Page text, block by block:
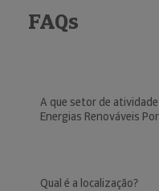
FAQs
A que setor de
Energias Renováveis
Qual é a localização?